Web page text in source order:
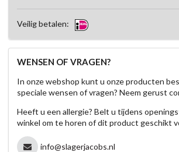
Veilig betalen:
WENSEN OF VRAGEN?
In onze webshop kunt u onze producten
speciale wensen of vragen? Neem gerust
Heeft u een allergie? Belt u tijdens
winkel om te horen of dit product geschikt
info@slagerjacobs.nl